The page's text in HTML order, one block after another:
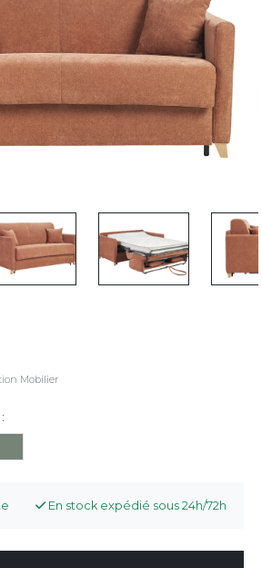
Mobilier
En stock expédié sous 24h/72h